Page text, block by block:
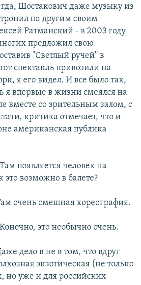
Шостакович даже музыку из
по другим своим
Ратманский - в 2003 году
предложил свою
''Светлый ручей'' в
спектакль привозили на
я его видел. И все было так,
я впервые в жизни смеялся на
вместе со зрительным залом, с
критика отмечает, что и
американская публика
Там появляется человек на
это возможно в балете?
очень смешная хореография.
Конечно, это необычно очень.
дело в не в том, что вдруг
экзотическая (не только
но уже и для российских